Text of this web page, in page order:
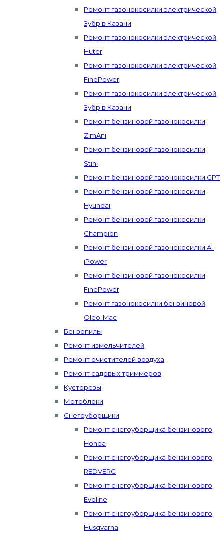
Ремонт газонокосилки электрической
Зубр в Казани
Ремонт газонокосилки электрической
Huter
Ремонт газонокосилки электрической
FinePower
Ремонт газонокосилки электрической
Зубр в Казани
Ремонт бензиновой газонокосилки
ZimAni
Ремонт бензиновой газонокосилки
Stihl
Ремонт бензиновой газонокосилки GPT
Ремонт бензиновой газонокосилки
Hyundai
Ремонт бензиновой газонокосилки
Champion
Ремонт бензиновой газонокосилки A-
iPower
Ремонт бензиновой газонокосилки
FinePower
Ремонт газонокосилки бензиновой
Oleo-Mac
Бензопилы
Ремонт измельчителей
Ремонт очистителей воздуха
Ремонт садовых триммеров
Кусторезы
Мотоблоки
Снегоуборщики
Ремонт снегоуборщика бензинового
Honda
Ремонт снегоуборщика бензинового
REDVERG
Ремонт снегоуборщика бензинового
Evoline
Ремонт снегоуборщика бензинового
Husqvarna